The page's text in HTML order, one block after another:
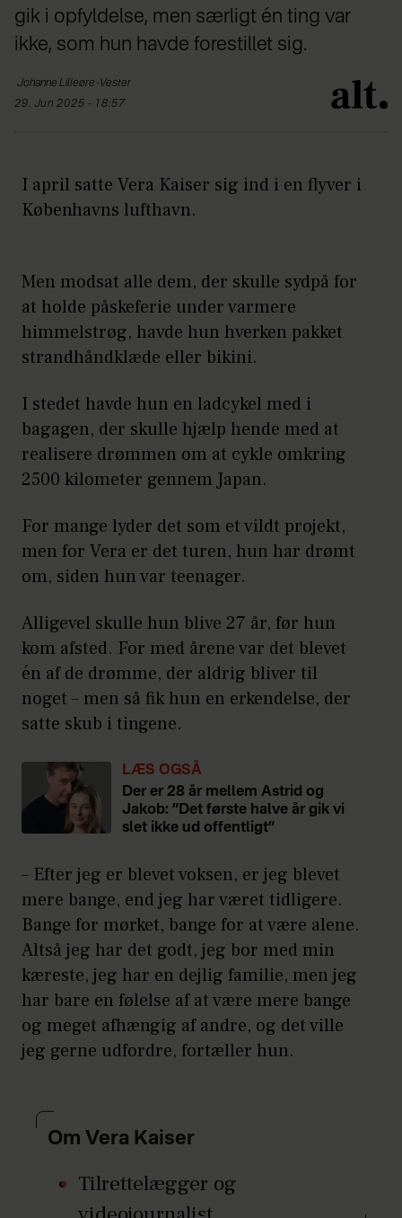
gik i opfyldelse, men særligt én ting var
ikke, som hun havde forestillet sig.
Johanne Lilleøre-Vester
29. Jun 2025 - 18:57
I april satte Vera Kaiser sig ind i en flyver i
Københavns lufthavn.
Men modsat alle dem, der skulle sydpå for
at holde påskeferie under varmere
himmelstrøg, havde hun hverken pakket
strandhåndklæde eller bikini.
I stedet havde hun en ladcykel med i
bagagen, der skulle hjælp hende med at
realisere drømmen om at cykle omkring
2500 kilometer gennem Japan.
For mange lyder det som et vildt projekt,
men for Vera er det turen, hun har drømt
om, siden hun var teenager.
Alligevel skulle hun blive 27 år, før hun
kom afsted. For med årene var det blevet
én af de drømme, der aldrig bliver til
noget – men så fik hun en erkendelse, der
satte skub i tingene.
LÆS OGSÅ
Der er 28 år mellem Astrid og
Jakob: ”Det første halve år gik vi
slet ikke ud offentligt”
– Efter jeg er blevet voksen, er jeg blevet
mere bange, end jeg har været tidligere.
Bange for mørket, bange for at være alene.
Altså jeg har det godt, jeg bor med min
kæreste, jeg har en dejlig familie, men jeg
har bare en følelse af at være mere bange
og meget afhængig af andre, og det ville
jeg gerne udfordre, fortæller hun.
Om Vera Kaiser
Tilrettelægger og